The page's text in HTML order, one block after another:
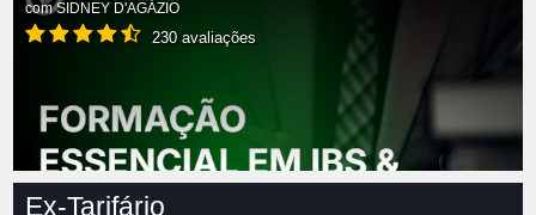
comSIDNEY D'AGÁZIO
230 avaliações
Ex-Tarifário